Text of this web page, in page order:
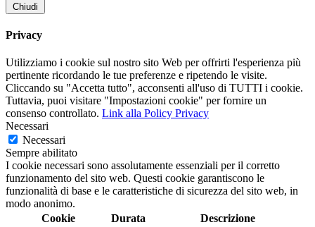
Chiudi
Privacy
Utilizziamo i cookie sul nostro sito Web per offrirti l'esperienza più
pertinente ricordando le tue preferenze e ripetendo le visite.
Cliccando su "Accetta tutto", acconsenti all'uso di TUTTI i cookie.
Tuttavia, puoi visitare "Impostazioni cookie" per fornire un
consenso controllato. Link alla Policy Privacy
Necessari
Necessari
Sempre abilitato
I cookie necessari sono assolutamente essenziali per il corretto
funzionamento del sito web. Questi cookie garantiscono le
funzionalità di base e le caratteristiche di sicurezza del sito web, in
modo anonimo.
Cookie
Durata Descrizione